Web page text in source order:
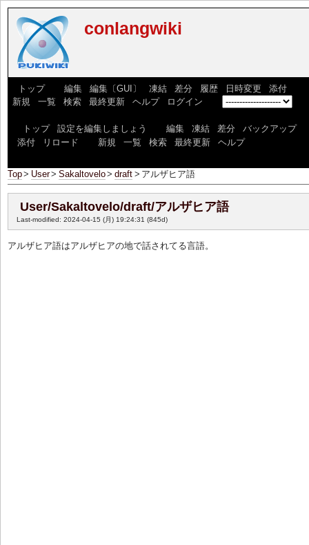
conlangwiki
トップ] [ 編集| 編集〔GUI〕 凍結| 差分 履歴| 日時変更 添付] [
新規
一覧 検索| 最終更新| ヘルプ| ログイン
トップ| 設定を編集しましょう 編集| 凍結| 差分 バックアップ|
添付| リロード 新規 一覧 検索| 最終更新| ヘルプ]
Top> User> Sakaltovelo> draft > アルザヒア語
User/Sakaltovelo/draft/アルザヒア語
Last-modified: 2024-04-15 (月) 19:24:31 (845d)
アルザヒア語はアルザヒアの地で話されてる言語。